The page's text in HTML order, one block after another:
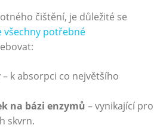
čištění, je důležité se
všechny potřebné
– k absorpci co největšího
na bázi enzymů – vynikající pro
skvrn.